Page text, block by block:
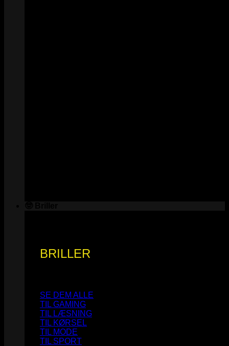
BRILLER
SE DEM ALLE
TIL GAMING
TIL LÆSNING
TIL KØRSEL
TIL MODE
TIL SPORT